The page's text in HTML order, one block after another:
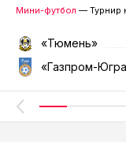
Мини-футбол — Турнир
«Тюмень»
«Газпром-